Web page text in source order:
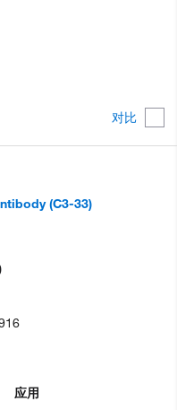
对比
(C3-33)
应用